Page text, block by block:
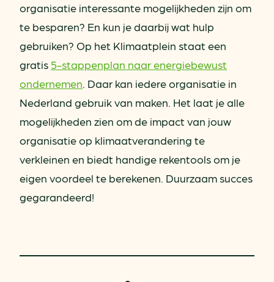
organisatie interessante mogelijkheden zijn om
te besparen? En kun je daarbij wat hulp
gebruiken? Op het Klimaatplein staat een
gratis 5-stappenplan naar energiebewust
ondernemen . Daar kan iedere organisatie in
Nederland gebruik van maken. Het laat je alle
mogelijkheden zien om de impact van jouw
organisatie op klimaatverandering te
verkleinen en biedt handige rekentools om je
eigen voordeel te berekenen. Duurzaam succes
gegarandeerd!